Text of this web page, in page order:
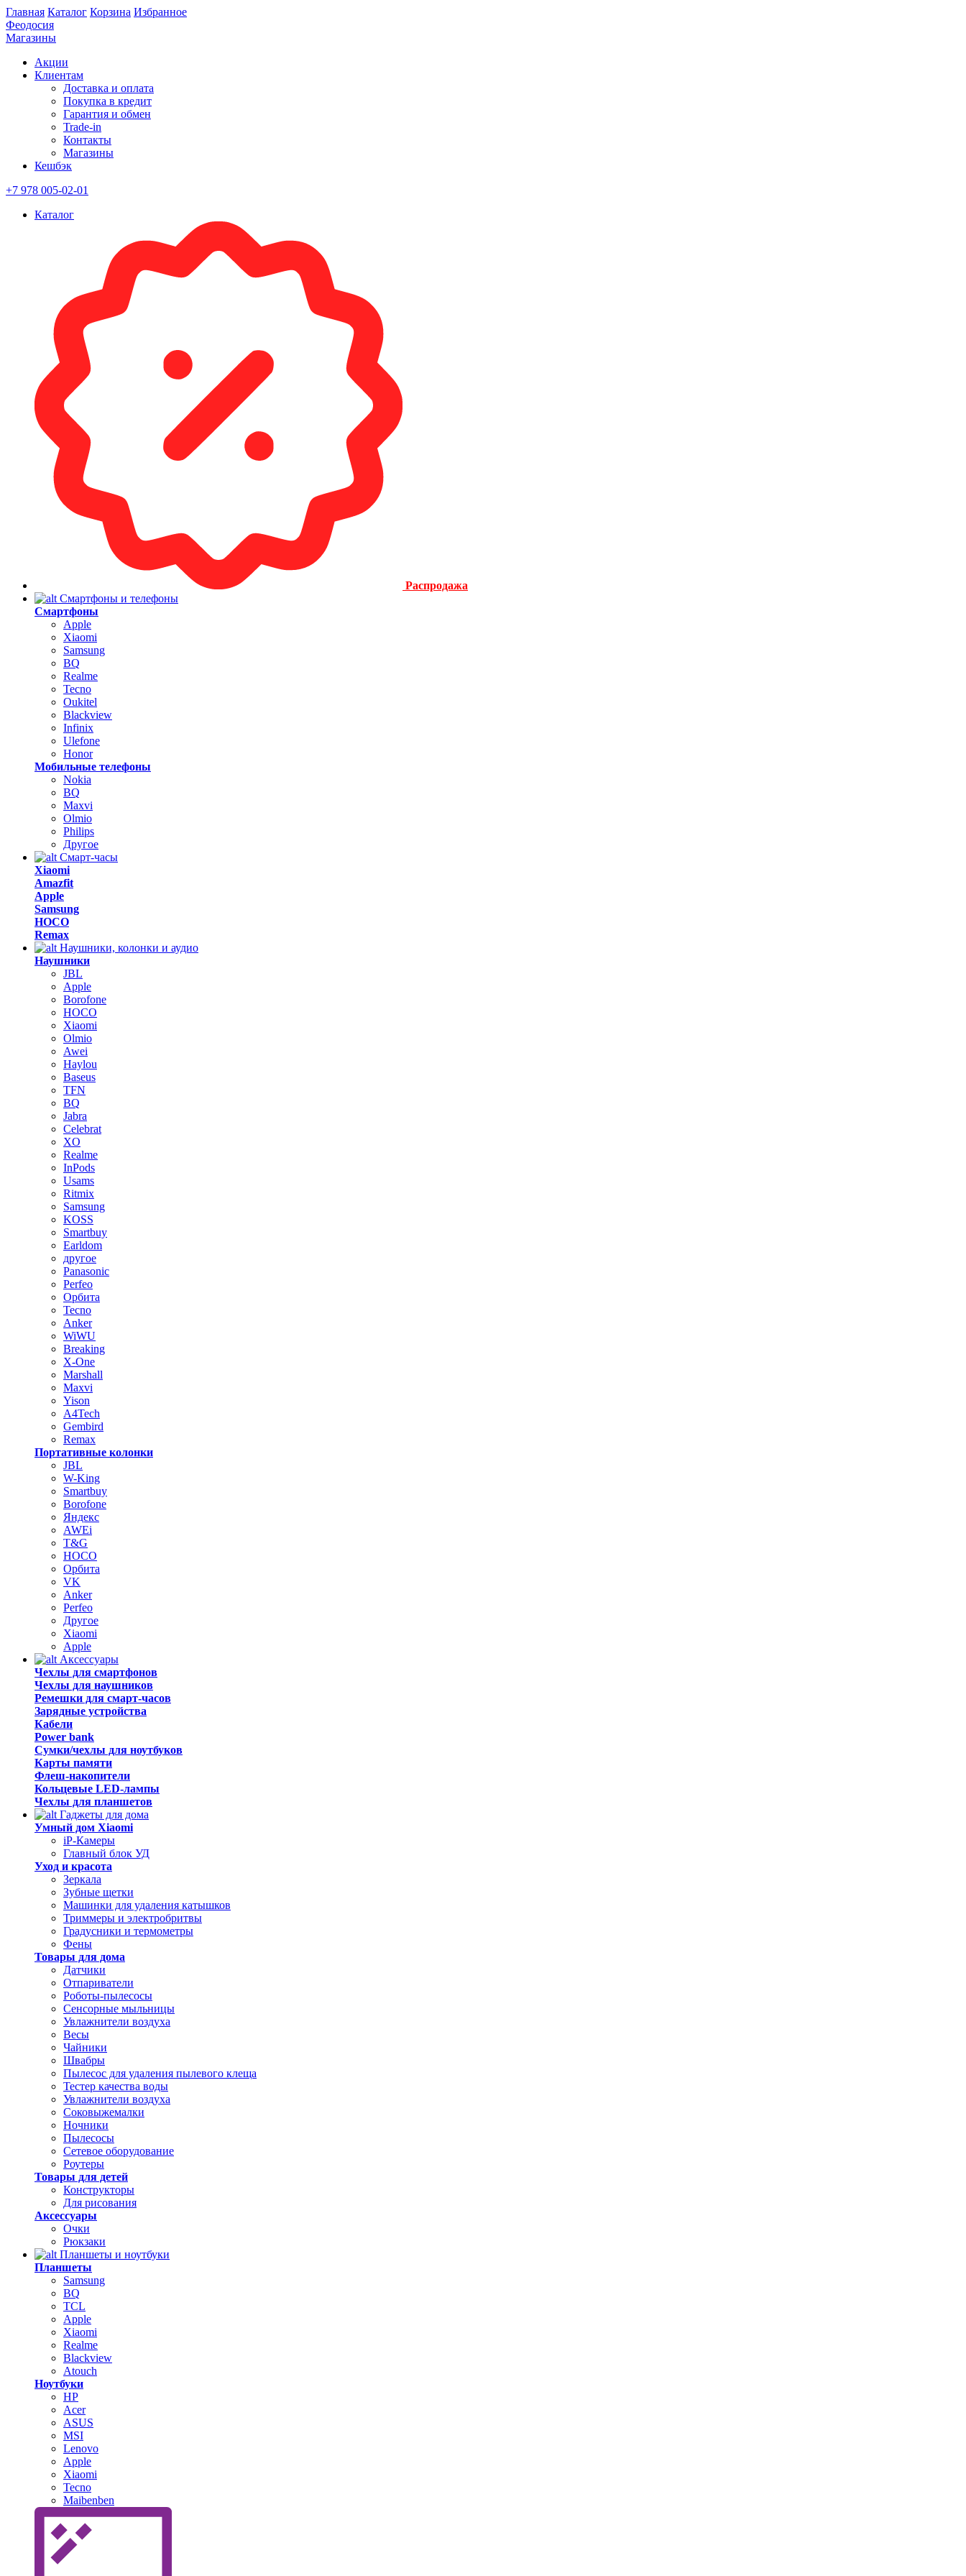
Главная Каталог Корзина Избранное
Феодосия
Магазины
Акции
Клиентам
Доставка и оплата
Покупка в кредит
Гарантия и обмен
Trade-in
Контакты
Магазины
Кешбэк
+7 978 005-02-01
Каталог
Распродажа
Смартфоны и телефоны
Смартфоны
Apple
Xiaomi
Samsung
BQ
Realme
Tecno
Oukitel
Blackview
Infinix
Ulefone
Honor
Мобильные телефоны
Nokia
BQ
Maxvi
Olmio
Philips
Другое
Смарт-часы
Xiaomi
Amazfit
Apple
Samsung
HOCO
Remax
Наушники, колонки и аудио
Наушники
JBL
Apple
Borofone
HOCO
Xiaomi
Olmio
Awei
Haylou
Baseus
TFN
BQ
Jabra
Celebrat
XO
Realme
InPods
Usams
Ritmix
Samsung
KOSS
Smartbuy
Earldom
другое
Panasonic
Perfeo
Орбита
Tecno
Anker
WiWU
Breaking
X-One
Marshall
Maxvi
Yison
A4Tech
Gembird
Remax
Портативные колонки
JBL
W-King
Smartbuy
Borofone
Яндекс
AWEi
T&G
HOCO
Орбита
VK
Anker
Perfeo
Другое
Xiaomi
Apple
Аксессуары
Чехлы для смартфонов
Чехлы для наушников
Ремешки для смарт-часов
Зарядные устройства
Кабели
Power bank
Сумки/чехлы для ноутбуков
Карты памяти
Флеш-накопители
Кольцевые LED-лампы
Чехлы для планшетов
Гаджеты для дома
Умный дом Xiaomi
iP-Камеры
Главный блок УД
Уход и красота
Зеркала
Зубные щетки
Машинки для удаления катышков
Триммеры и электробритвы
Градусники и термометры
Фены
Товары для дома
Датчики
Отпариватели
Роботы-пылесосы
Сенсорные мыльницы
Увлажнители воздуха
Весы
Чайники
Швабры
Пылесос для удаления пылевого клеща
Тестер качества воды
Увлажнители воздуха
Соковыжемалки
Ночники
Пылесосы
Сетевое оборудование
Роутеры
Товары для детей
Конструкторы
Для рисования
Аксессуары
Очки
Рюкзаки
Планшеты и ноутбуки
Планшеты
Samsung
BQ
TCL
Apple
Xiaomi
Realme
Blackview
Atouch
Ноутбуки
HP
Acer
ASUS
MSI
Lenovo
Apple
Xiaomi
Tecno
Maibenben